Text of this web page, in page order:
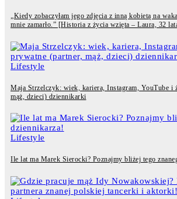
„Kiedy zobaczyłam jego zdjęcia z inną kobietą na
mnie zamarło.” [Historia z życia wzięta – Laura, 32
Lifestyle
Maja Strzelczyk: wiek, kariera, Instagram, YouTube i
mąż, dzieci) dziennikarki
Lifestyle
Ile lat ma Marek Sierocki? Poznajmy bliżej tego